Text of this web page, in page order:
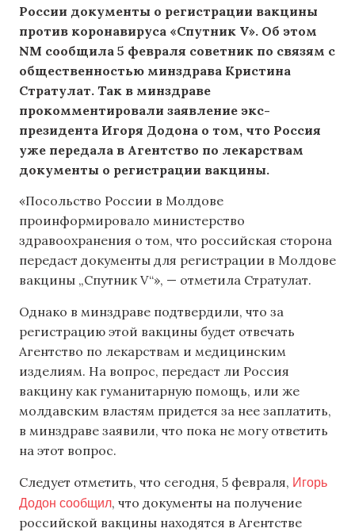
России документы о регистрации вакцины
против коронавируса «Спутник V». Об этом
NM сообщила 5 февраля советник по связям с
общественностью минздрава Кристина
Стратулат. Так в минздраве
прокомментировали заявление экс-
президента Игоря Додона о том, что Россия
уже передала в Агентство по лекарствам
документы о регистрации вакцины.
«Посольство России в Молдове
проинформировало министерство
здравоохранения о том, что российская сторона
передаст документы для регистрации в Молдове
вакцины „Спутник V“», — отметила Стратулат.
Однако в минздраве подтвердили, что за
регистрацию этой вакцины будет отвечать
Агентство по лекарствам и медицинским
изделиям. На вопрос, передаст ли Россия
вакцину как гуманитарную помощь, или же
молдавским властям придется за нее заплатить,
в минздраве заявили, что пока не могу ответить
на этот вопрос.
Следует отметить, что сегодня, 5 февраля, Игорь
Додон сообщил, что документы на получение
российской вакцины находятся в Агентстве